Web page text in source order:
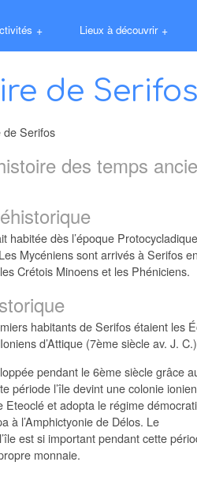
+ Lieux à découvrir +
de Serifos
de Serifos
des temps
habitée dès l’époque
Mycéniens sont arrivés à Serifos en
Crétois Minoens et les Phéniciens.
habitants de Serifos étaient les
d’Attique (7ème siècle av. J.
pendant le 6ème siècle grâce
période l’île devint une colonie
Eteoclé et adopta le régime
à l’Amphictyonie de Délos. Le
est si important pendant cette
monnaie.